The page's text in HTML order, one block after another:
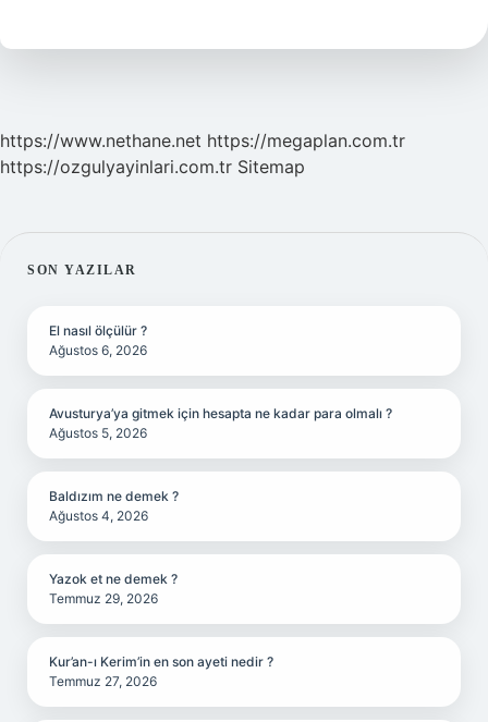
Soruluyor
https://www.nethane.net https://megaplan.com.tr
https://ozgulyayinlari.com.tr Sitemap
SIDEBAR
SON YAZILAR
El nasıl ölçülür ?
Ağustos 6, 2026
Avusturya’ya gitmek için hesapta ne kadar para olmalı ?
Ağustos 5, 2026
Baldızım ne demek ?
Ağustos 4, 2026
Yazok et ne demek ?
Temmuz 29, 2026
Kur’an-ı Kerim’in en son ayeti nedir ?
Temmuz 27, 2026